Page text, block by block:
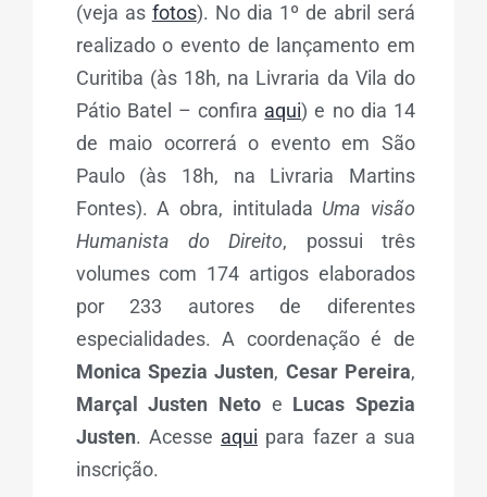
(veja as fotos). No dia 1º de abril será
realizado o evento de lançamento em
Curitiba (às 18h, na Livraria da Vila do
Pátio Batel – confira aqui) e no dia 14
de maio ocorrerá o evento em São
Paulo (às 18h, na Livraria Martins
Fontes). A obra, intitulada Uma visão
Humanista do Direito, possui três
volumes com 174 artigos elaborados
por 233 autores de diferentes
especialidades. A coordenação é de
Monica Spezia Justen, Cesar Pereira,
Marçal Justen Netoe Lucas Spezia
Justen. Acesse aqui para fazer a sua
inscrição.